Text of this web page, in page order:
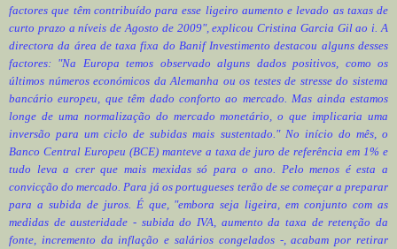
factores que têm contribuído para esse ligeiro aumento e levado as taxas de
curto prazo a níveis de Agosto de 2009", explicou Cristina Garcia Gil ao i. A
directora da área de taxa fixa do Banif Investimento destacou alguns desses
factores: "Na Europa temos observado alguns dados positivos, como os
últimos números económicos da Alemanha ou os testes de stresse do sistema
bancário europeu, que têm dado conforto ao mercado. Mas ainda estamos
longe de uma normalização do mercado monetário, o que implicaria uma
inversão para um ciclo de subidas mais sustentado." No início do mês, o
Banco Central Europeu (BCE) manteve a taxa de juro de referência em 1% e
tudo leva a crer que mais mexidas só para o ano. Pelo menos é esta a
convicção do mercado. Para já os portugueses terão de se começar a preparar
para a subida de juros. É que, "embora seja ligeira, em conjunto com as
medidas de austeridade - subida do IVA, aumento da taxa de retenção da
fonte, incremento da inflação e salários congelados -, acabam por retirar